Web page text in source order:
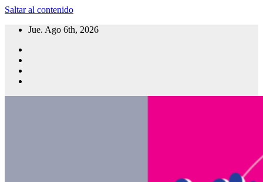
Saltar al contenido
Jue. Ago 6th, 2026